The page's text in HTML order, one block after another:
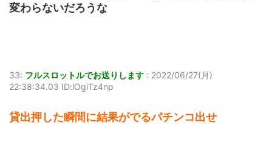
変わらないだろうな
33: フルスロットルでお送りします : 2022/06/27(月)
22:38:34.03 ID:lOgiTz4np
貸出押した瞬間に結果がでるパチンコ出せ